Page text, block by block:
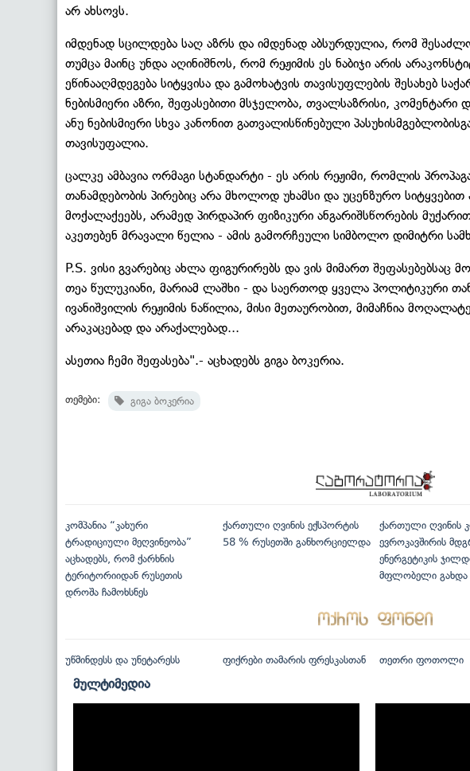
არ ახსოვს.
იმდენად სცილდება საღ აზრს და იმდენად აბსურდულია, რომ
თუმცა მაინც უნდა აღინიშნოს, რომ რეჟიმის ეს ნაბიჯი არის
ეწინააღმდეგება სიტყვისა და გამოხატვის თავისუფლების შესახებ
ნებისმიერი აზრი, შეფასებითი მსჯელობა, თვალსაზრისი,
ანუ ნებისმიერი სხვა კანონით გათვალისწინებული
თავისუფალია.
ცალკე ამბავია ორმაგი სტანდარტი - ეს არის რეჟიმი, რომლის
თანამდებობის პირებიც არა მხოლოდ უხამსი და უცენზურო
მოქალაქეებს, არამედ პირდაპირ ფიზიკური ანგარიშსწორების
აკეთებენ მრავალი წელია - ამის გამორჩეული სიმბოლო დიმიტრი
P.S. ვისი გვარებიც ახლა ფიგურირებს და ვის მიმართ შეფასებებსაც
თეა წულუკიანი, მარიამ ლაშხი - და საერთოდ ყველა პოლიტიკური
ივანიშვილის რეჟიმის ნაწილია, მისი მეთაურობით, მიმაჩნია
არაკაცებად და არაქალებად...
ასეთია ჩემი შეფასება".- აცხადებს გიგა ბოკერია.
თემები: გიგა ბოკერია
კომპანია “კახური
ტრადიციული მეღვინეობა”
აცხადებს, რომ ქარხნის
ტერიტორიიდან რუსეთის
დროშა ჩამოხსნეს
ქართული ღვინის ექსპორტის
58 % რუსეთში განხორციელდა
ქართული ღვინის
ევროკავშირის
ენერგეტიკის
მფლობელი გახდა
უწმინდესს და უნეტარესს ფიქრები თამარის ფრესკასთან თეთრი ფოთოლი
მულტიმედია